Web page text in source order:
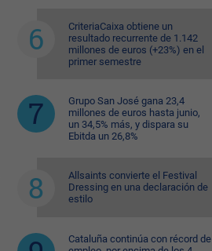
CriteriaCaixa obtiene un
resultado recurrente de 1.142
millones de euros (+23%) en el
primer semestre
Grupo San José gana 23,4
millones de euros hasta junio,
un 34,5% más, y dispara su
Ebitda un 26,8%
Allsaints convierte el Festival
Dressing en una declaración de
estilo
Cataluña continúa con récord de